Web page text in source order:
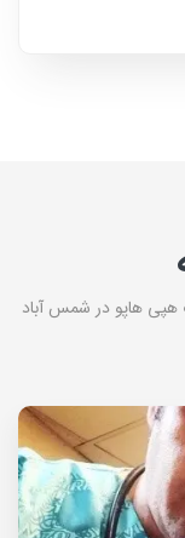
هپی هاپو در شمس آباد